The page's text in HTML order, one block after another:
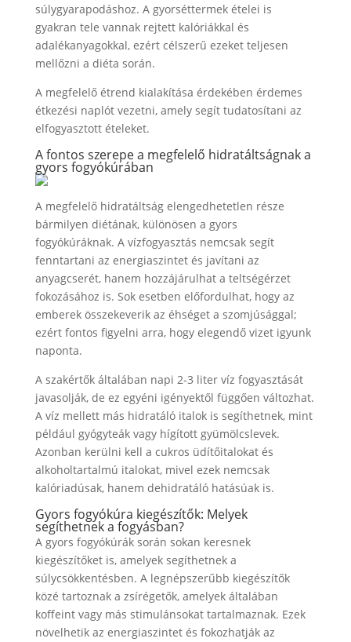
súlygyarapodáshoz. A gyorséttermek ételei is
gyakran tele vannak rejtett kalóriákkal és
adalékanyagokkal, ezért célszerű ezeket teljesen
mellőzni a diéta során.
A megfelelő étrend kialakítása érdekében érdemes
étkezési naplót vezetni, amely segít tudatosítani az
elfogyasztott ételeket.
A fontos szerepe a megfelelő hidratáltságnak a
gyors fogyókúrában
A megfelelő hidratáltság elengedhetetlen része
bármilyen diétának, különösen a gyors
fogyókúráknak. A vízfogyasztás nemcsak segít
fenntartani az energiaszintet és javítani az
anyagcserét, hanem hozzájárulhat a teltségérzet
fokozásához is. Sok esetben előfordulhat, hogy az
emberek összekeverik az éhséget a szomjúsággal;
ezért fontos figyelni arra, hogy elegendő vizet igyunk
naponta.
A szakértők általában napi 2-3 liter víz fogyasztását
javasolják, de ez egyéni igényektől függően változhat.
A víz mellett más hidratáló italok is segíthetnek, mint
például gyógyteák vagy hígított gyümölcslevek.
Azonban kerülni kell a cukros üdítőitalokat és
alkoholtartalmú italokat, mivel ezek nemcsak
kalóriadúsak, hanem dehidratáló hatásúak is.
Gyors fogyókúra kiegészítők: Melyek
segíthetnek a fogyásban?
A gyors fogyókúrák során sokan keresnek
kiegészítőket is, amelyek segíthetnek a
súlycsökkentésben. A legnépszerűbb kiegészítők
közé tartoznak a zsírégetők, amelyek általában
koffeint vagy más stimulánsokat tartalmaznak. Ezek
növelhetik az energiaszintet és fokozhatják az